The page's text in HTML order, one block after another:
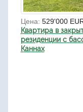
Цена: 529'000
Квартира в
резиденции с
Каннах